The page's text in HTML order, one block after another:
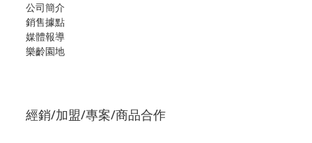
公司簡介
銷售據點
媒體報導
樂齡園地
經銷/加盟/專案/商品合作